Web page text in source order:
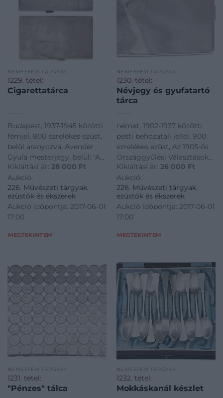
NEMESFÉM TÁRGYAK
1229. tétel:
Cigarettatárca
Budapest, 1937-1945 közötti
fémjel, 800 ezrelékes ezüst,
belül aranyozva, Avender
Gyula mesterjegy, belül: "A
legkedvesebb barátnak Feri"
ajándékozási felirattal,
fedlapon, színes,
zománcozott Horthy Vitézi
címerrel, 106,2 g, 10*8*1,1 cm
Kikiáltási ár: 28 000 Ft
Aukció:
226. Művészeti tárgyak,
ezüstök és ékszerek
Aukció időpontja: 2017-06-01
17:00
MEGTEKINTEM
NEMESFÉM TÁRGYAK
1230. tétel:
Névjegy és gyufatartó
tárca
német, 1902-1937 közötti
pesti behozatali jellel, 900
ezrelékes ezüst, Az 1905-ös
Országgyűlési Választások
emlékére készített és
gravírozott tárca,
fenéklemezén: "Tisza 1483 -
Andrássy 1428", szavazati
arányt mutató vésettel,
fedlapon koronás, pelikános
Kikiáltási ár: 26 000 Ft
Aukció:
226. Művészeti tárgyak,
ezüstök és ékszerek
Aukció időpontja: 2017-06-01
17:00
MEGTEKINTEM
NEMESFÉM TÁRGYAK
1231. tétel:
"Pénzes" tálca
NEMESFÉM TÁRGYAK
1232. tétel:
Mokkáskanál készlet